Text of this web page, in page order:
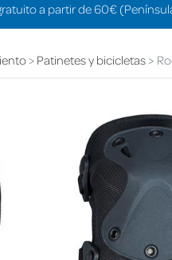
a partir de 60€
Patinetes y bicicletas